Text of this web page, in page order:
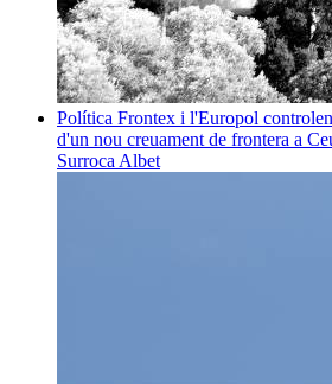
Política Frontex i l'Europol
d'un nou creuament de frontera a
Surroca Albet